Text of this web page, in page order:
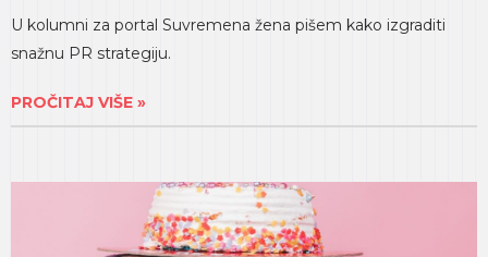
U kolumni za portal Suvremena žena pišem kako izgraditi
snažnu PR strategiju.
PROČITAJ VIŠE »